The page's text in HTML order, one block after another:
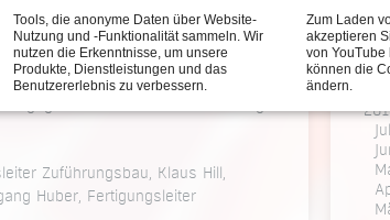
Jahr der Ehrungen. Nur 26
bereits ihr 25jähriges
Stunde. Auch bei ihnen
und ihre Unterstützung
Zuführungsbau, Klaus Hill,
Huber, Fertigungsleiter
Tools, die anonyme Daten über Website-
Nutzung und -Funktionalität sammeln. Wir
nutzen die Erkenntnisse, um unsere
Produkte, Dienstleistungen und das
Benutzererlebnis zu verbessern.
Zum Laden
akzeptieren
von YouTube
können die
ändern.